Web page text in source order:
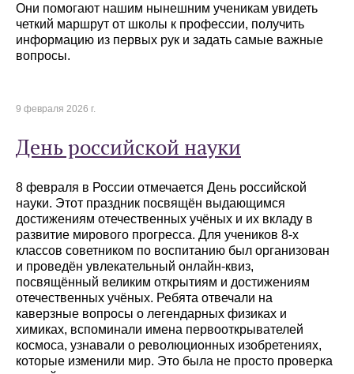
Они помогают нашим нынешним ученикам увидеть
четкий маршрут от школы к профессии, получить
информацию из первых рук и задать самые важные
вопросы.
9 февраля 2026 г.
День российской науки
8 февраля в России отмечается День российской
науки. Этот праздник посвящён выдающимся
достижениям отечественных учёных и их вкладу в
развитие мирового прогресса. Для учеников 8-х
классов советником по воспитанию был организован
и проведён увлекательный онлайн-квиз,
посвящённый великим открытиям и достижениям
отечественных учёных. Ребята отвечали на
каверзные вопросы о легендарных физиках и
химиках, вспоминали имена первооткрывателей
космоса, узнавали о революционных изобретениях,
которые изменили мир. Это была не просто проверка